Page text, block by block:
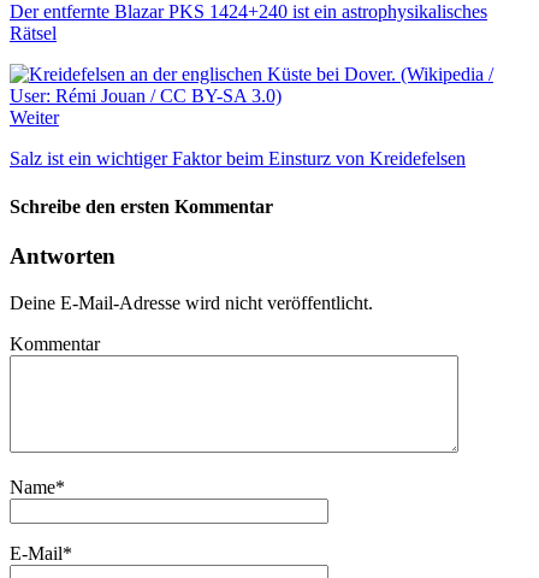
Der entfernte Blazar PKS 1424+240 ist ein astrophysikalisches
Rätsel
Weiter
Salz ist ein wichtiger Faktor beim Einsturz von Kreidefelsen
Schreibe den ersten Kommentar
Antworten
Deine E-Mail-Adresse wird nicht veröffentlicht.
Kommentar
Name*
E-Mail*